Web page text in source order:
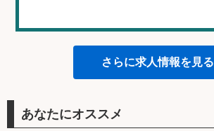
さらに求人情報を見る
あなたにオススメ